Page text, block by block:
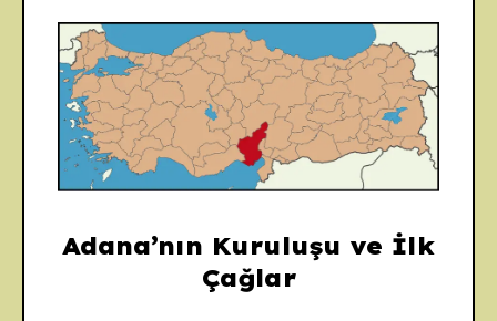
Adana’nın Kuruluşu ve İlk
Çağlar